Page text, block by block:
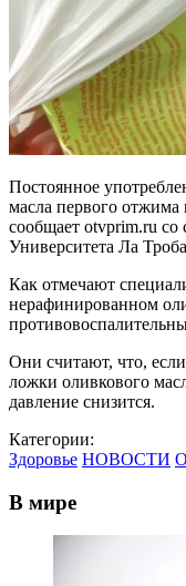
Постоянное
масла первого отжима
сообщает otvprim.ru со
Университета Ла
Как отмечают
нерафинированном
Они считают, что,
ложки оливкового
давление снизится.
Категории:
Здоровье НОВОСТИ
В мире